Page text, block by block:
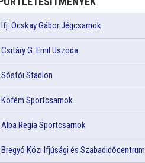
Ifj. Ocskay Gábor Jégcsarnok
Csitáry G. Emil Uszoda
Sóstói Stadion
Köfém Sportcsarnok
Alba Regia Sportcsarnok
Bregyó Közi Ifjúsági és Szabadidőcentrum